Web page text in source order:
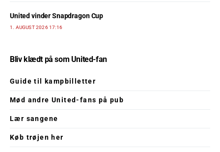
United vinder Snapdragon Cup
1. AUGUST 2026 17:16
Bliv klædt på som United-fan
Guide til kampbilletter
Mød andre United-fans på pub
Lær sangene
Køb trøjen her